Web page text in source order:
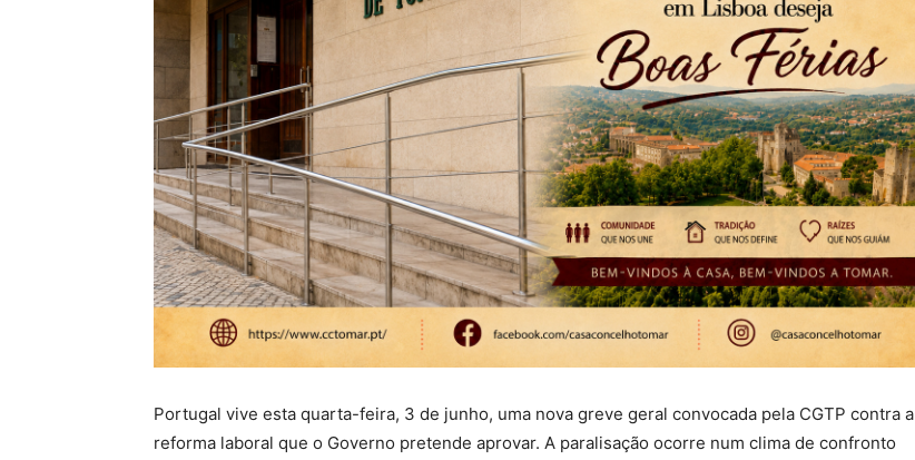
Portugal vive esta quarta-feira, 3 de junho, uma nova greve geral convocada pela CGTP contra a
reforma laboral que o Governo pretende aprovar. A paralisação ocorre num clima de confronto